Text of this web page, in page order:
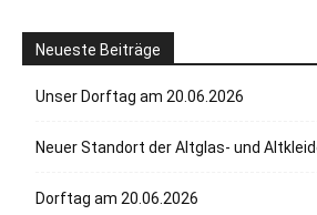
Neueste Beiträge
Unser Dorftag am 20.06.2026
Neuer Standort der Altglas- und
Dorftag am 20.06.2026